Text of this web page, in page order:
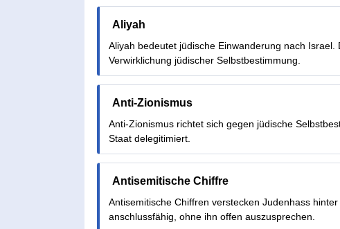
Aliyah
Aliyah bedeutet jüdische Einwanderung nach
Verwirklichung jüdischer Selbstbestimmung.
Anti-Zionismus
Anti-Zionismus richtet sich gegen jüdische
Staat delegitimiert.
Antisemitische Chiffre
Antisemitische Chiffren verstecken Judenhass
anschlussfähig, ohne ihn offen auszusprechen.